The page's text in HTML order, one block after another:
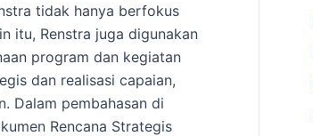
tidak hanya berfokus
itu, Renstra juga digunakan
program dan kegiatan
dan realisasi capaian,
Dalam pembahasan di
Rencana Strategis